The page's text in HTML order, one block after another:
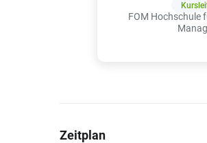
FOM Hochschule
Zeitplan